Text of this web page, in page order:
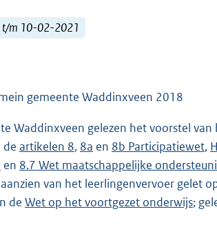
t/m 10-02-2021
gemeente Waddinxveen 2018
Waddinxveen gelezen het voorstel
de artikelen 8, 8a en 8b Participatiewet,
en 8.7 Wet maatschappelijke
van het leerlingenvervoer gelet
de Wet op het voortgezet onderwijs;